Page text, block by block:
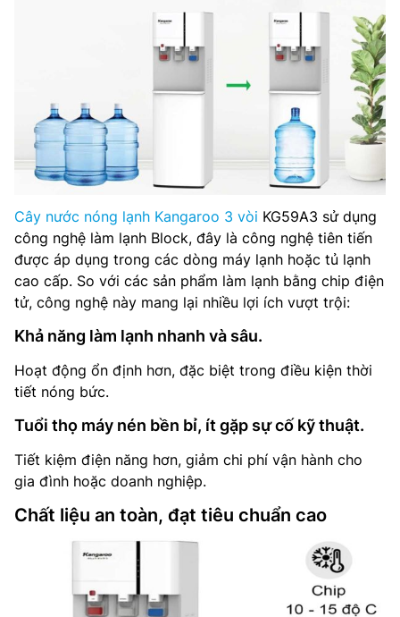
Cây nước nóng lạnh Kangaroo 3 vòi KG59A3 sử dụng
công nghệ làm lạnh Block, đây là công nghệ tiên tiến
được áp dụng trong các dòng máy lạnh hoặc tủ lạnh
cao cấp. So với các sản phẩm làm lạnh bằng chip điện
tử, công nghệ này mang lại nhiều lợi ích vượt trội:
Khả năng làm lạnh nhanh và sâu.
Hoạt động ổn định hơn, đặc biệt trong điều kiện thời
tiết nóng bức.
Tuổi thọ máy nén bền bỉ, ít gặp sự cố kỹ thuật.
Tiết kiệm điện năng hơn, giảm chi phí vận hành cho
gia đình hoặc doanh nghiệp.
Chất liệu an toàn, đạt tiêu chuẩn cao